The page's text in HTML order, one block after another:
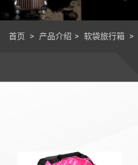
首页 > 产品介绍 > 软袋旅行箱 >